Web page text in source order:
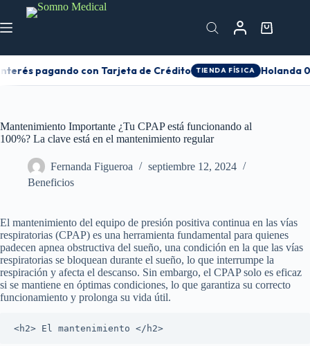
pagando con Tarjeta de Crédito TIENDA FÍSICA Holanda
Mantenimiento Importante ¿Tu CPAP está funcionando al
100%? La clave está en el mantenimiento regular
Fernanda Figueroa
septiembre 12, 2024
Beneficios
El mantenimiento del equipo de presión positiva continua en las vías
respiratorias (CPAP) es una herramienta fundamental para quienes
padecen apnea obstructiva del sueño, una condición en la que las vías
respiratorias se bloquean durante el sueño, lo que interrumpe la
respiración y afecta el descanso. Sin embargo, el CPAP solo es eficaz
si se mantiene en óptimas condiciones, lo que garantiza su correcto
funcionamiento y prolonga su vida útil.
<h2> El mantenimiento </h2>